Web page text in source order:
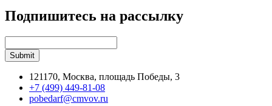
Подпишитесь на рассылку
121170, Москва, площадь Победы, 3
+7 (499) 449-81-08
pobedarf@cmvov.ru